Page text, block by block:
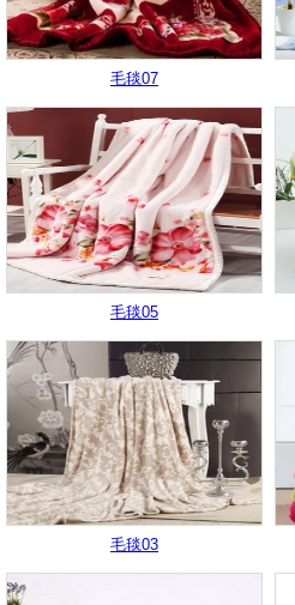
毛毯07
毛毯05
毛毯03